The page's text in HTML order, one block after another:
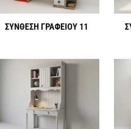
ΣΥΝΘΕΣΗ ΓΡΑΦΕΙΟΥ 11